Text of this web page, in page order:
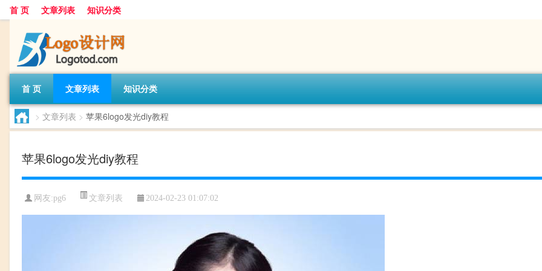
首 页 文章列表 知识分类
首 页 文章列表 知识分类
> 文章列表 > 苹果6logo发光diy教程
苹果6logo发光diy教程
网友:pg6 文章列表 2024-02-23 01:07:02